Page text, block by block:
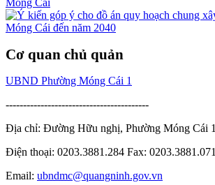
Cơ quan chủ quản
UBND Phường Móng Cái 1
-----------------------------------------
Địa chỉ: Đường Hữu nghị, Phường Móng Cái 1
Điện thoại: 0203.3881.284 Fax: 0203.3881.071
Email: ubndmc@quangninh.gov.vn